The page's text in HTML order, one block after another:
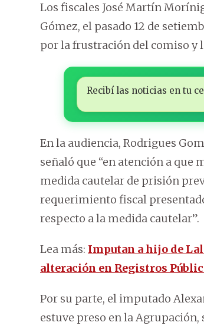
Los fiscales José Martín
Gómez, el pasado 12 de
por la frustración del comiso y
Recibí las noticias en tu
En la audiencia, Rodrigues
señaló que “en atención a que
medida cautelar de prisión
requerimiento fiscal
respecto a la medida cautelar”.
Lea más: Imputan a hijo de
alteración en Registros
Por su parte, el imputado
estuve preso en la Agrupación,